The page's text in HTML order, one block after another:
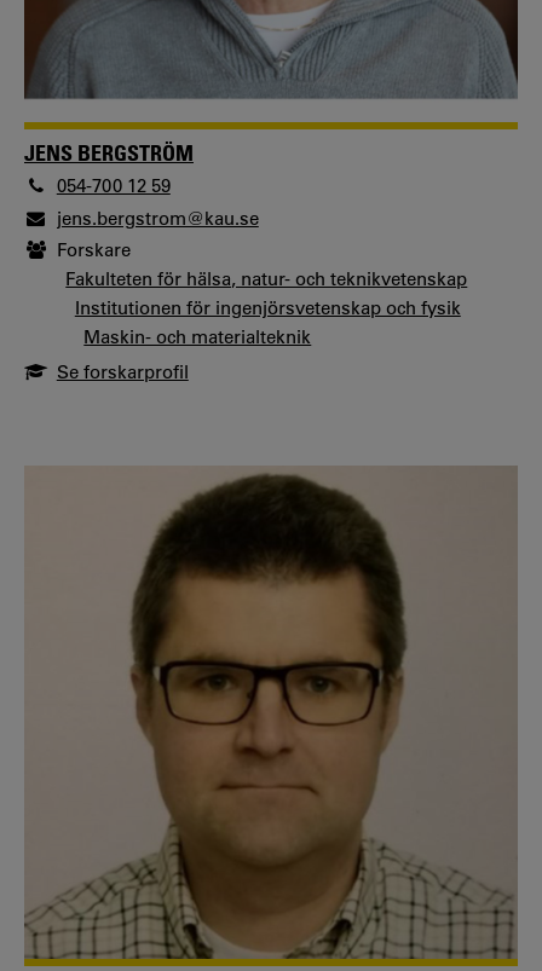
JENS BERGSTRÖM
054-700 12 59
jens.bergstrom@kau.se
Forskare
Fakulteten för hälsa, natur- och teknikvetenskap
Institutionen för ingenjörsvetenskap och fysik
Maskin- och materialteknik
Se forskarprofil